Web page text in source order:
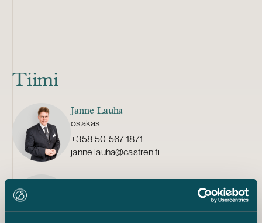
Tiimi
Janne Lauha
osakas
+358 50 567 1871
janne.lauha@castren.fi
Carola Lindholm
+358 40 537 4071